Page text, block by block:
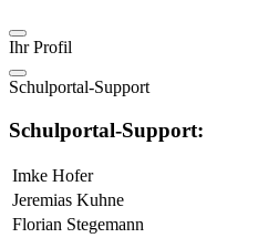
Ihr Profil
Schulportal-Support
Schulportal-Support:
Imke Hofer
Jeremias Kuhne
Florian Stegemann